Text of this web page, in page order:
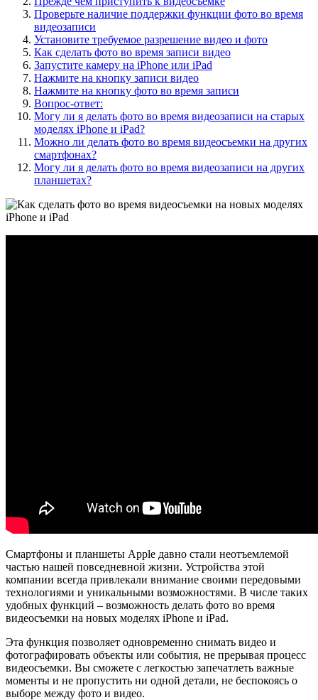
Проверьте наличие поддержки функции фото во время
видеозаписи
Установите требуемое разрешение видео и фото
Как сделать фото во время записи видео
Запустите камеру на iPhone или iPad
Нажмите на кнопку записи видео
Нажмите на кнопку фото во время записи
Вопрос-ответ:
Могу ли я делать фото во время видеозаписи на старых
моделях iPhone и iPad?
Можно ли делать фото во время видеосъемки на других
смартфонах?
Могу ли я делать фото во время видеозаписи на других
планшетах?
Смартфоны и планшеты Apple давно стали неотъемлемой
частью нашей повседневной жизни. Устройства этой
компании всегда привлекали внимание своими передовыми
технологиями и уникальными возможностями. В числе таких
удобных функций – возможность делать фото во время
видеосъемки на новых моделях iPhone и iPad.
Эта функция позволяет одновременно снимать видео и
фотографировать объекты или события, не прерывая процесс
видеосъемки. Вы сможете с легкостью запечатлеть важные
моменты и не пропустить ни одной детали, не беспокоясь о
выборе между фото и видео.